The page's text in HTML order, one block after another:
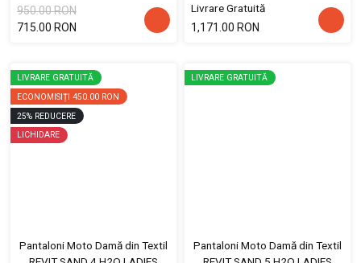
950.00 RON
715.00 RON
Livrare Gratuită
1,171.00 RON
LIVRARE GRATUITĂ
ECONOMISIȚI 450.00 RON
25% REDUCERE
LICHIDARE
Pantaloni Moto Damă din Textil
LIVRARE GRATUITĂ
Pantaloni Moto Damă din Textil